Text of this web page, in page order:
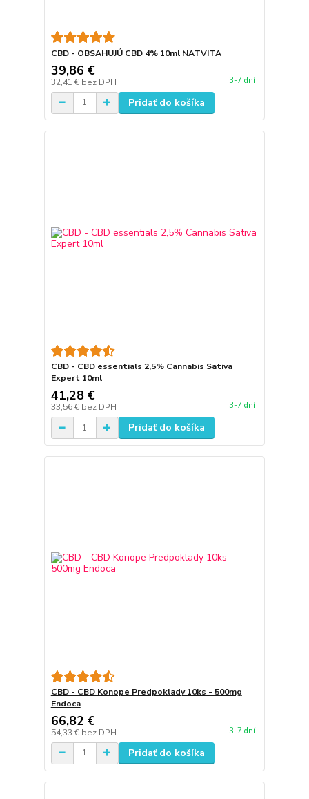
CBD - OBSAHUJÚ CBD 4% 10ml NATVITA
39,86 €
32,41 € bez DPH 3-7 dní
Pridať do košíka
CBD - CBD essentials 2,5% Cannabis Sativa
Expert 10ml
41,28 €
33,56 € bez DPH 3-7 dní
Pridať do košíka
CBD - CBD Konope Predpoklady 10ks - 500mg
Endoca
66,82 €
54,33 € bez DPH 3-7 dní
Pridať do košíka